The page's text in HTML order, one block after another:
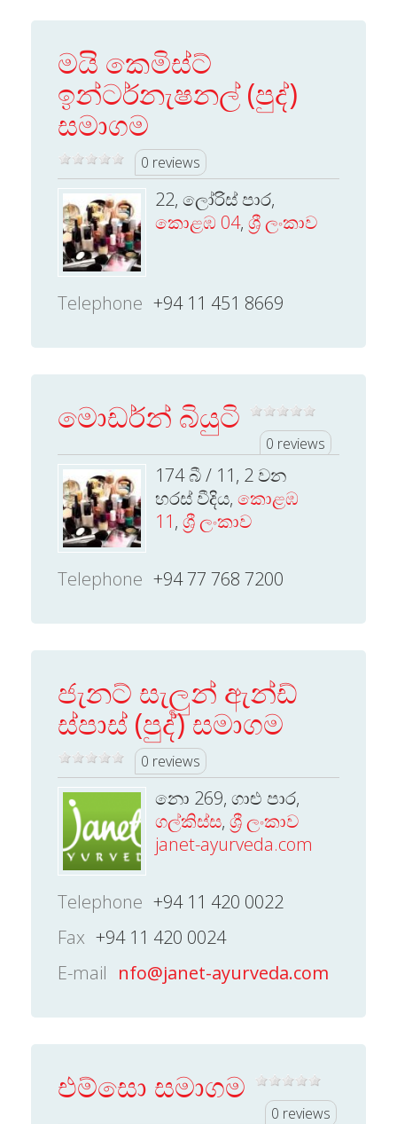
මයි කෙමිස්ට්
ඉන්ටර්නැෂනල් (පුද්)
සමාගම
0 reviews
22, ලෝරිස් පාර,
කොළඹ 04, ශ්‍රී ලංකාව
Telephone +94 11 451 8669
මොඩර්න් බියුටි
0 reviews
174 බී / 11, 2 වන
හරස් වීදිය, කොළඹ
11, ශ්‍රී ලංකාව
Telephone +94 77 768 7200
ජැනට් සැලුන් ඇන්ඩ්
ස්පාස් (පුද්) සමාගම
0 reviews
නො 269, ගාළු පාර,
ගල්කිස්ස, ශ්‍රී ලංකාව
janet-ayurveda.com
Telephone +94 11 420 0022
Fax +94 11 420 0024
E-mail nfo@janet-ayurveda.com
එම්සො සමාගම
0 reviews